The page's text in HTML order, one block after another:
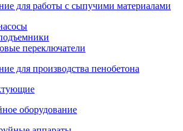
для работы с сыпучими материалами
переключатели
для производства пенобетона
оборудование